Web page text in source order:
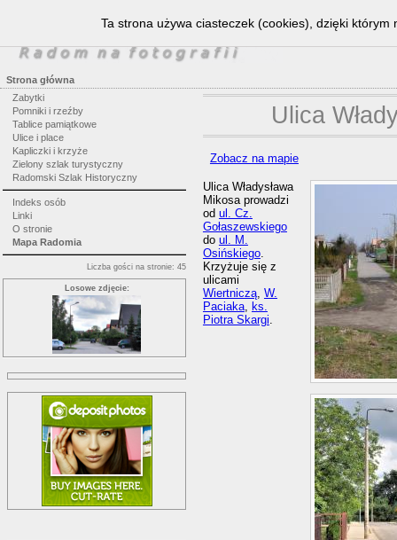
Strona główna
Zabytki
Pomniki i rzeźby
Tablice pamiątkowe
Ulice i place
Kapliczki i krzyże
Zielony szlak turystyczny
Radomski Szlak Historyczny
Indeks osób
Linki
O stronie
Mapa Radomia
Liczba gości na stronie: 45
Losowe zdjęcie:
Ulica
Zobacz na mapie
Ulica Władysława
Mikosa prowadzi
od ul. Cz.
Gołaszewskiego
do ul. M.
Osińskiego.
Krzyżuje się z
ulicami
Wiertniczą, W.
Paciaka, ks.
Piotra Skargi.
Ta strona używa ciasteczek (cookies), dzięki którym